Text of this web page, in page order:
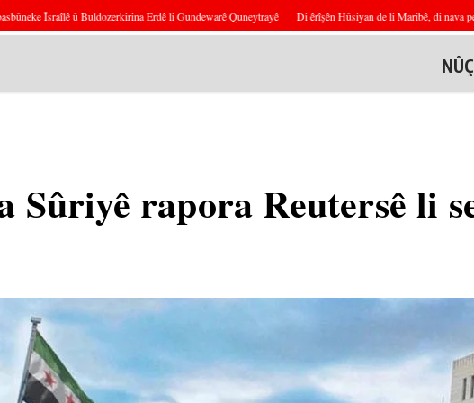
Îsraîlê û Buldozerkirina Erdê li Gundewarê Quneytrayê Di êrîşên Hûsiyan de li Maribê, di nava
Sûriyê rapora Reutersê li